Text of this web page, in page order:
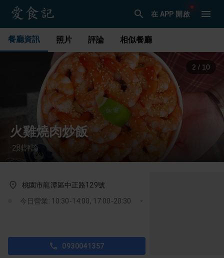
在 APP 開啟
餐廳資訊 照片 評論 相似餐廳
3 / 10
火雞燒肉炒飯
·2 則評論
桃園市龍潭區中正路129號
今日營業: 10:30-14:00, 17:00-20:30
0930041357